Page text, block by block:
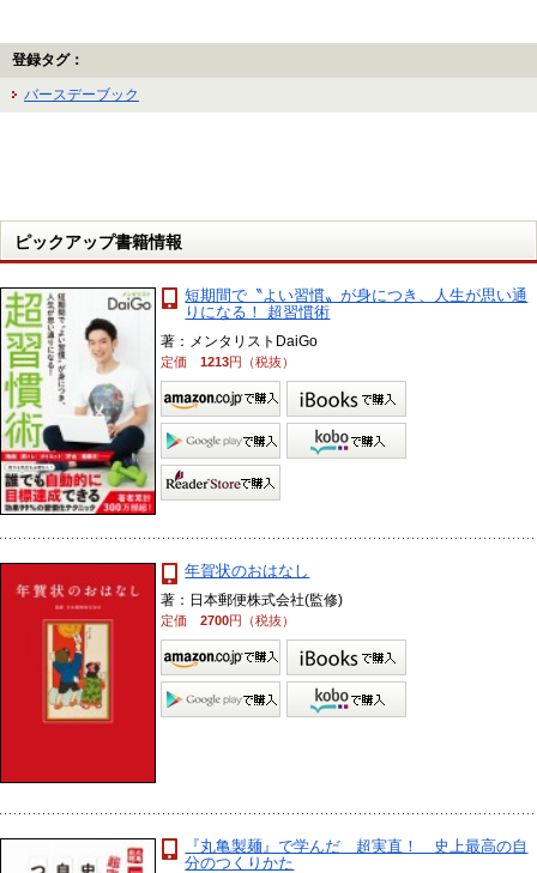
登録タグ：
バースデーブック
ピックアップ書籍情報
短期間で〝よい習慣〟が身につき、人生が思い通
りになる！ 超習慣術
著：メンタリストDaiGo
定価1213円（税抜）
年賀状のおはなし
著：日本郵便株式会社(監修)
定価2700円（税抜）
『丸亀製麺』で学んだ 超実直！ 史上最高の自
分のつくりかた